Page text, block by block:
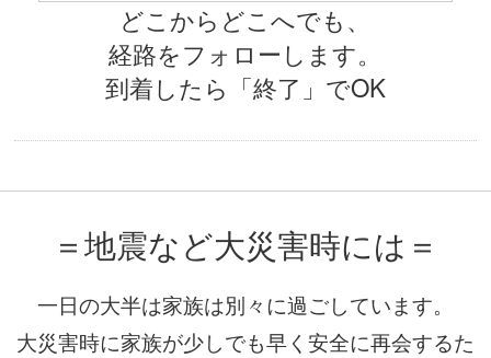
どこからどこへでも、
経路をフォローします。
到着したら「終了」でOK
＝地震など大災害時には＝
一日の大半は家族は別々に過ごしています。
大災害時に家族が少しでも早く安全に再会するた